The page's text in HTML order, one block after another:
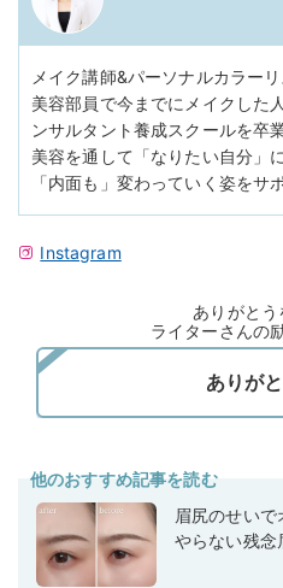
メイク講師&パーソナルカラー
美容部員で今までにメイクした
ンサルタント養成スクールを卒
美容を通して「なりたい自分」
「内面も」変わっていく姿をサ
Instagram
ありがとう
ライターさんの
他のおすすめ記事を読む
眉尻のせい
やらない残念